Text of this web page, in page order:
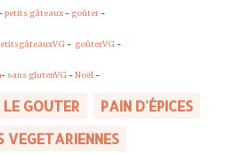
petits gâteaux- goûter-
- goûterVG-
- sans glutenVG-Noël -
LE GOUTER
PAIN D'ÉPICES
VEGETARIENNES